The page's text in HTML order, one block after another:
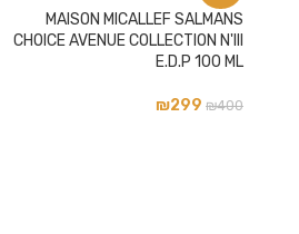
MAISON MICALLEF SALMANS
CHOICE AVENUE COLLECTION N'III
E.D.P 100 ML
₪400
₪299